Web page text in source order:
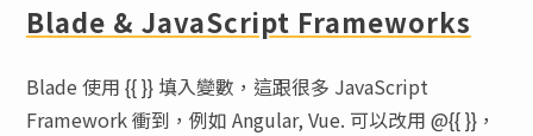
Blade & JavaScript Frameworks
Blade 使用 {{ }} 填入變數，這跟很多 JavaScript
Framework 衝到，例如 Angular, Vue. 可以改用 @{{ }}，